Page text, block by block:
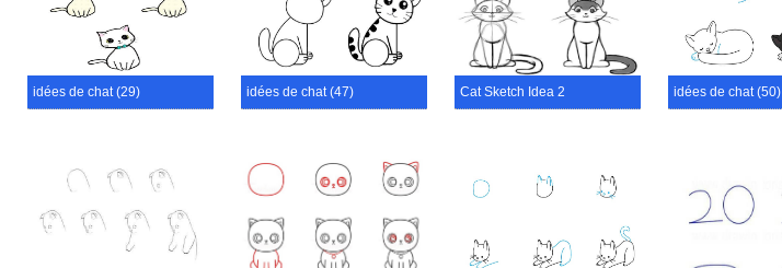
idées de chat (29) idées de chat (47) Cat Sketch Idea 2 idées de chat (50)